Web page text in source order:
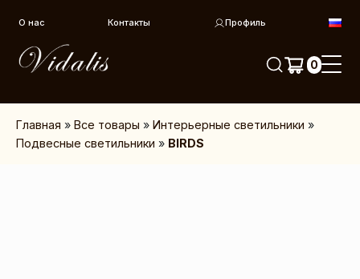
О нас Контакты Профиль
0
Главная »Все товары »Интерьерные светильники »
Подвесные светильники » BIRDS